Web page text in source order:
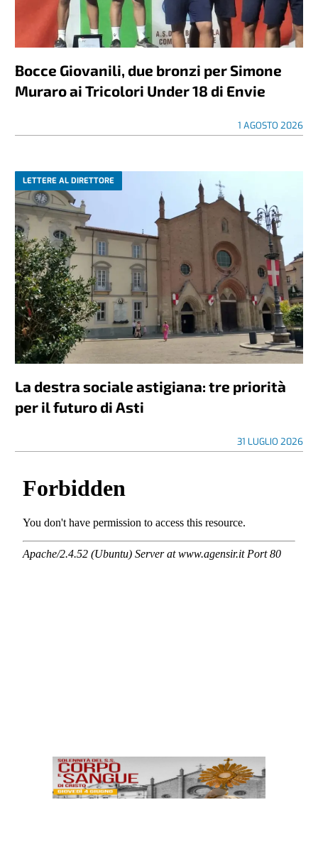
Bocce Giovanili, due bronzi per Simone
Muraro ai Tricolori Under 18 di Envie
1 AGOSTO 2026
LETTERE AL DIRETTORE
La destra sociale astigiana: tre priorità
per il futuro di Asti
31 LUGLIO 2026